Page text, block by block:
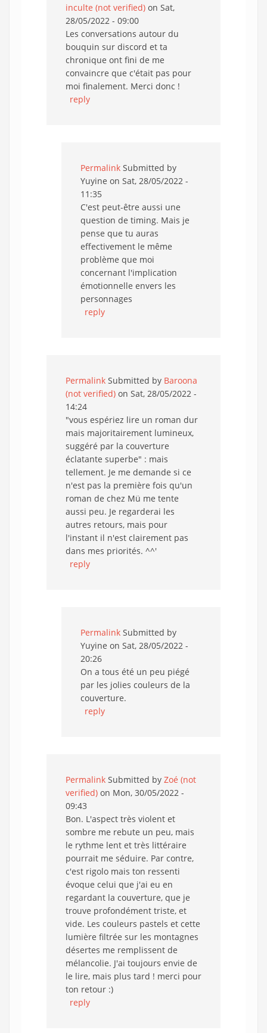
inculte (not verified) on Sat,
28/05/2022 - 09:00
Les conversations autour du
bouquin sur discord et ta
chronique ont fini de me
convaincre que c'était pas pour
moi finalement. Merci donc !
reply
Permalink Submitted by
Yuyine on Sat, 28/05/2022 -
11:35
C'est peut-être aussi une
question de timing. Mais je
pense que tu auras
effectivement le même
problème que moi
concernant l'implication
émotionnelle envers les
personnages
reply
Permalink Submitted by Baroona
(not verified) on Sat, 28/05/2022 -
14:24
"vous espériez lire un roman dur
mais majoritairement lumineux,
suggéré par la couverture
éclatante superbe" : mais
tellement. Je me demande si ce
n'est pas la première fois qu'un
roman de chez Mü me tente
aussi peu. Je regarderai les
autres retours, mais pour
l'instant il n'est clairement pas
dans mes priorités. ^^'
reply
Permalink Submitted by
Yuyine on Sat, 28/05/2022 -
20:26
On a tous été un peu piégé
par les jolies couleurs de la
couverture.
reply
Permalink Submitted by Zoé (not
verified) on Mon, 30/05/2022 -
09:43
Bon. L'aspect très violent et
sombre me rebute un peu, mais
le rythme lent et très littéraire
pourrait me séduire. Par contre,
c'est rigolo mais ton ressenti
évoque celui que j'ai eu en
regardant la couverture, que je
trouve profondément triste, et
vide. Les couleurs pastels et cette
lumière filtrée sur les montagnes
désertes me remplissent de
mélancolie. J'ai toujours envie de
le lire, mais plus tard ! merci pour
ton retour :)
reply